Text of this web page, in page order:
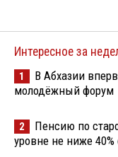
Интересное за
1
В Абхазии
молодёжный форум
2
Пенсию по
уровне не ниже 40%